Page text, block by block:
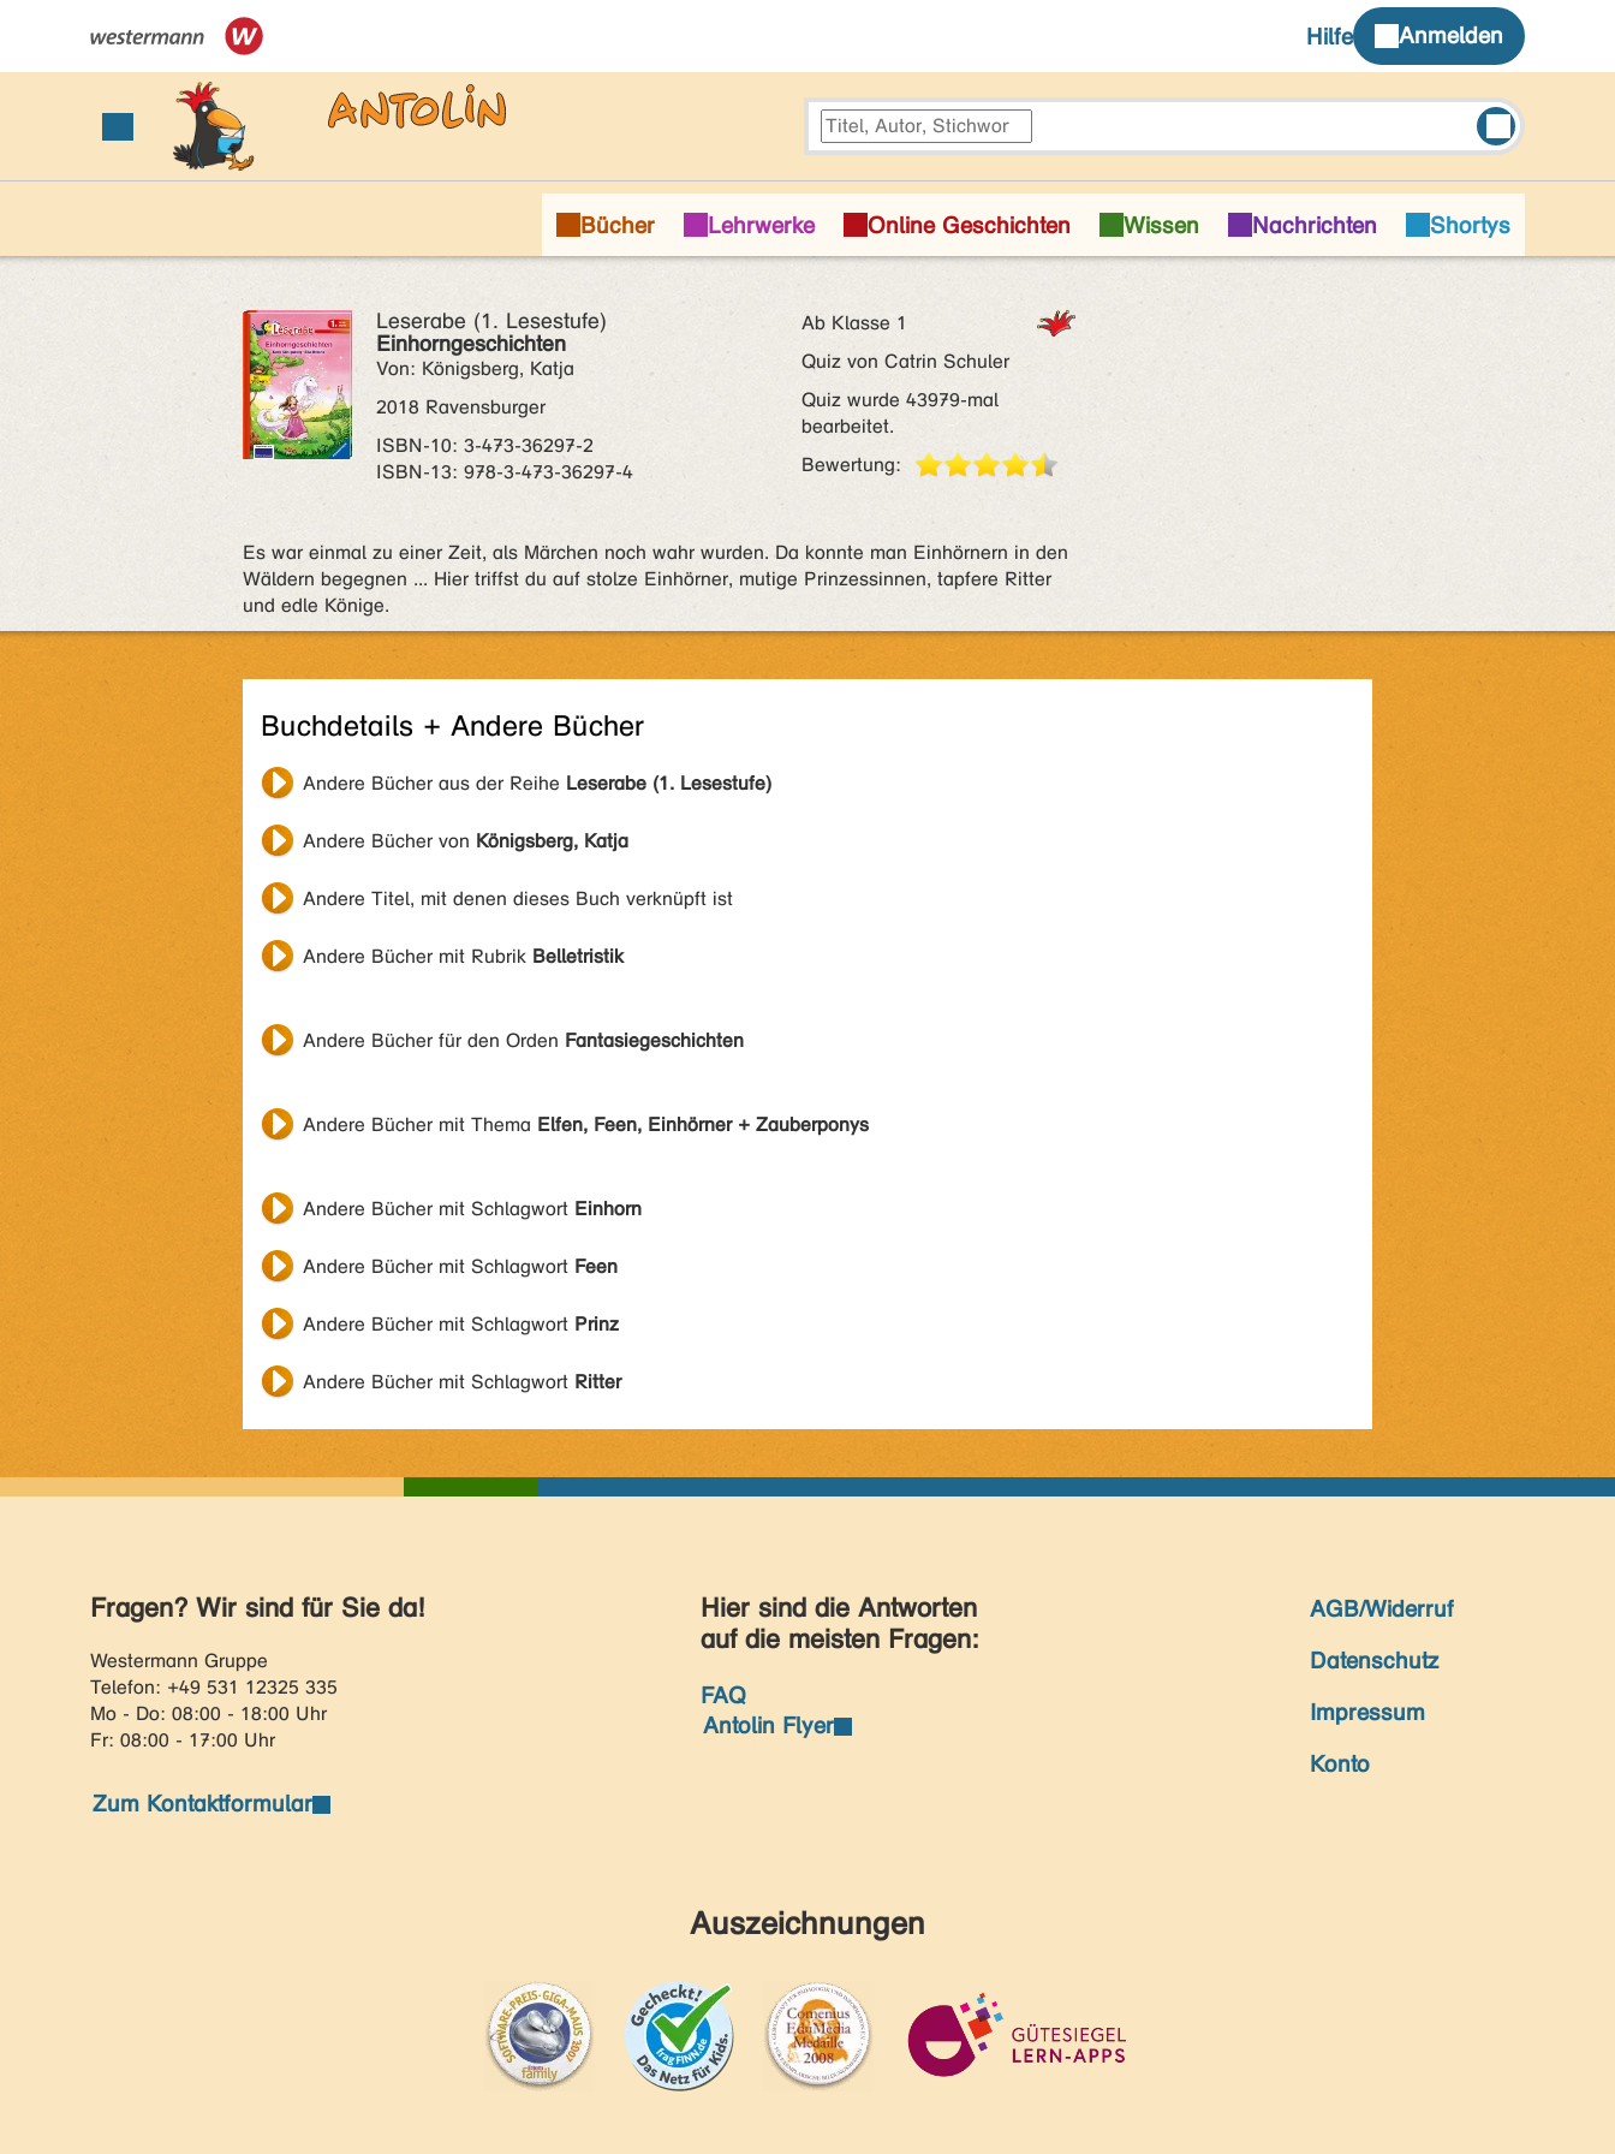
Leserabe (1. Lesestufe)
Einhorngeschichten
Von: Königsberg, Katja
2018 Ravensburger
ISBN‑10: 3-473-36297-2
ISBN‑13: 978-3-473-36297-4
Ab Klasse 1
Quiz von Catrin Schuler
Quiz wurde 43979-mal
bearbeitet.
Bewertung:
Es war einmal zu einer Zeit, als Märchen noch wahr wurden. Da konnte man Einhörnern in den
Wäldern begegnen ... Hier triffst du auf stolze Einhörner, mutige Prinzessinnen, tapfere Ritter
und edle Könige.
Buchdetails + Andere Bücher
Andere Bücher aus der Reihe Leserabe (1. Lesestufe)
Andere Bücher von Königsberg, Katja
Andere Titel, mit denen dieses Buch verknüpft ist
Andere Bücher mit Rubrik Belletristik
Andere Bücher für den Orden Fantasiegeschichten
Andere Bücher mit Thema Elfen, Feen, Einhörner + Zauberponys
Andere Bücher mit Schlagwort Einhorn
Andere Bücher mit Schlagwort Feen
Andere Bücher mit Schlagwort Prinz
Andere Bücher mit Schlagwort Ritter